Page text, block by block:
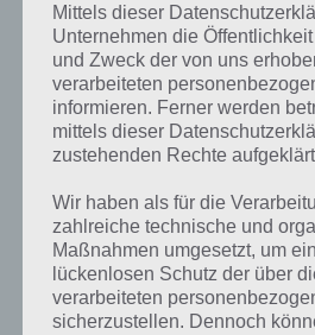
Kurze Begriffserklärung
Zukunft
4 Bilder 1 Wort, doch welche Bedeutung
was gibt es dazu zu wissen? Passt das
bestimmten Lösungen präsentieren wir
kurze Begriffserklärung!
Mittels dieser
Unternehmen die
und Zweck der von uns
verarbeiteten
informieren. Ferner werden
mittels dieser
zustehenden Rechte aufgeklärt.
Wir haben als für die
zahlreiche technische und
Maßnahmen umgesetzt, um
lückenlosen Schutz der über
verarbeiteten
sicherzustellen. Dennoch